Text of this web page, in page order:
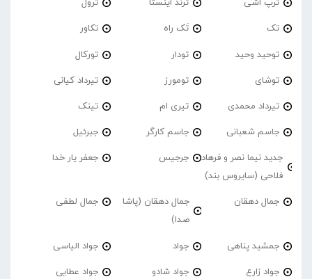
ترپ اشی ترند اینستا ترول
تک تَک راه تکاور
توحید وحید تودار تورکال
توشای تومورز تیرداد کیانی
تیرداد محمدی تیری ام تینک
جاسم شعبانی جاسم کارگر جبرئیل
جدید نیما نصر و فرهاد
فلاحی (سایروس بند)
جرجیس جعفر یار خدا
جمال دهقان
جمال دهقان (پاشا
صدا)
جمال لطفی
جمشید پناهی جواد جواد الیاسی
جواد زارع جواد شادو جواد عطایی